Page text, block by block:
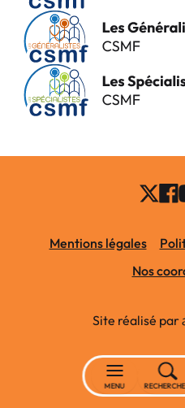
Mentions légales
Nos
Site réalisé par
MENU